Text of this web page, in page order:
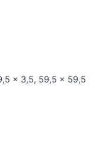
x 3,5, 59,5 x 59,5